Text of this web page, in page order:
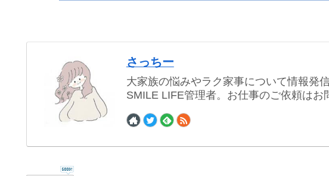
さっちー
大家族の悩みやラク家事について情報発
SMILE LIFE管理者。お仕事のご依頼は